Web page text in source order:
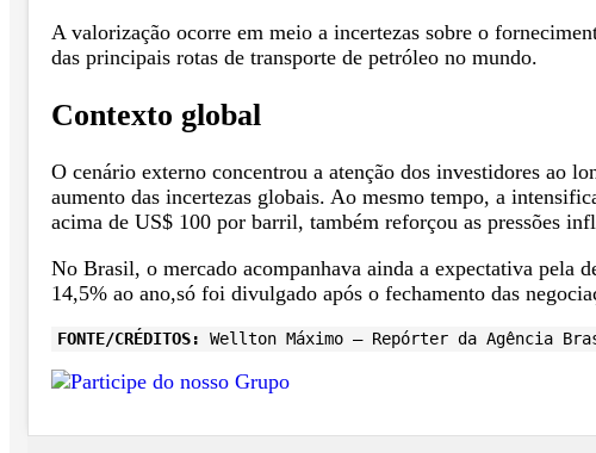
A valorização ocorre em meio a incertezas sobre o
das principais rotas de transporte de petróleo no mundo.
Contexto global
O cenário externo concentrou a atenção dos investidores ao
aumento das incertezas globais. Ao mesmo tempo, a
acima de US$ 100 por barril, também reforçou as pressões
No Brasil, o mercado acompanhava ainda a expectativa pela
14,5% ao ano,só foi divulgado após o fechamento das
FONTE/CRÉDITOS: Wellton Máximo – Repórter da Agência